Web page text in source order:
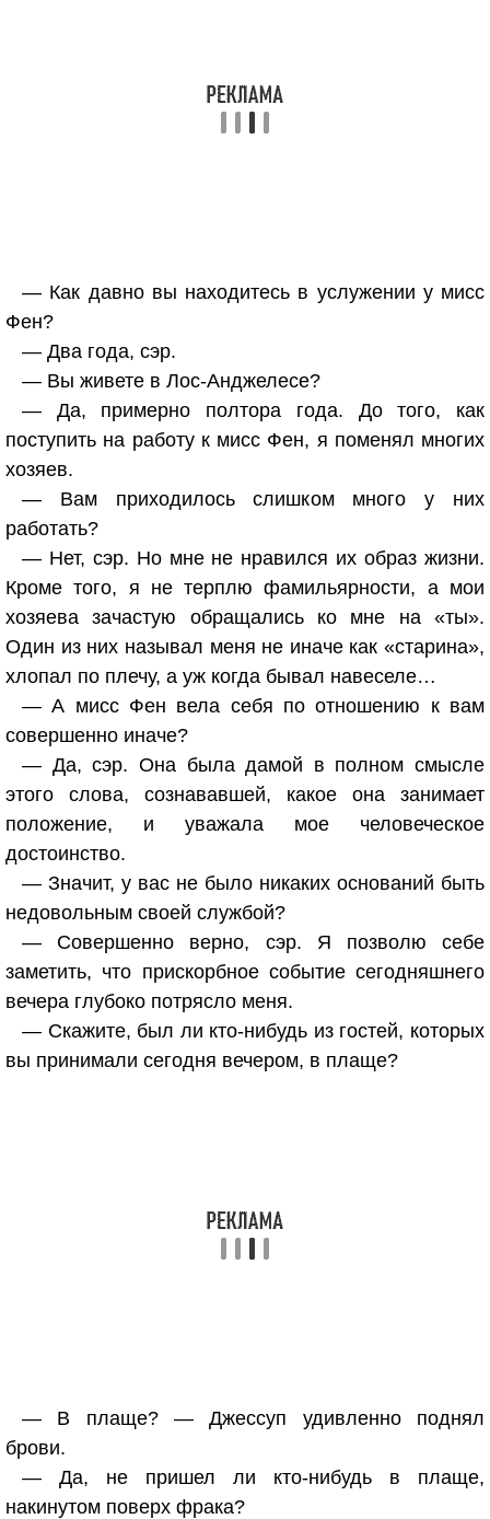
— Как давно вы находитесь в услужении у мисс
Фен?
— Два года, сэр.
— Вы живете в Лос-Анджелесе?
— Да, примерно полтора года. До того, как
поступить на работу к мисс Фен, я поменял многих
хозяев.
— Вам приходилось слишком много у них
работать?
— Нет, сэр. Но мне не нравился их образ жизни.
Кроме того, я не терплю фамильярности, а мои
хозяева зачастую обращались ко мне на «ты».
Один из них называл меня не иначе как «старина»,
хлопал по плечу, а уж когда бывал навеселе…
— А мисс Фен вела себя по отношению к вам
совершенно иначе?
— Да, сэр. Она была дамой в полном смысле
этого слова, сознававшей, какое она занимает
положение, и уважала мое человеческое
достоинство.
— Значит, у вас не было никаких оснований быть
недовольным своей службой?
— Совершенно верно, сэр. Я позволю себе
заметить, что прискорбное событие сегодняшнего
вечера глубоко потрясло меня.
— Скажите, был ли кто-нибудь из гостей, которых
вы принимали сегодня вечером, в плаще?
— В плаще? — Джессуп удивленно поднял
брови.
— Да, не пришел ли кто-нибудь в плаще,
накинутом поверх фрака?